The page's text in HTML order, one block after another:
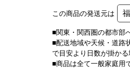
この商品の発送元は
■関東・関西圏の都市部
■配送地域や天候・道路
で目安より日数が掛か
■商品は全て一般家庭用